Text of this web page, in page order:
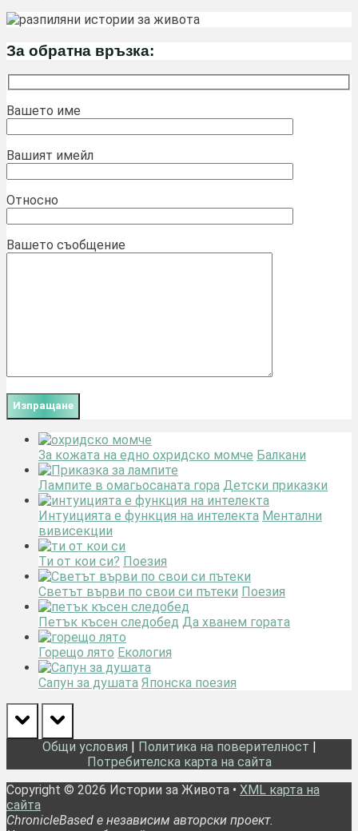
За обратна връзка:
Вашето име
Вашият имейл
Относно
Вашето съобщение
За кожата на едно охридско момче Балкани
Лампите в омагьосаната гора Детски приказки
Интуицията е функция на интелекта Ментални
вивисекции
Ти от кои си? Поезия
Светът върви по свои си пътеки Поезия
Петък късен следобед Да хванем гората
Горещо лято Екология
Сапун за душата Японска поезия
prev next
Общи условия | Политика на поверителност |
Потребителска карта на сайта
Copyright © 2026 Истории за Живота • XML карта на
сайта
ChronicleBased е независим авторски проект.